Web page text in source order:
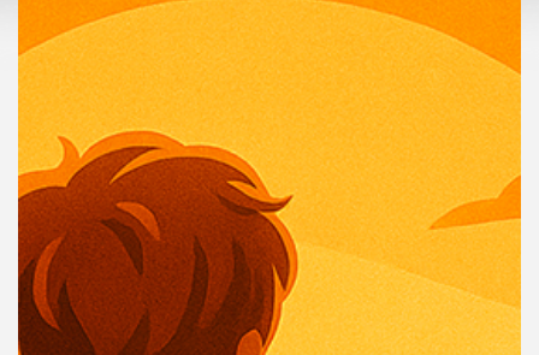
สต์
แนะนำ
เพล
ย์
ลิ
สต์
ของ
คุณ